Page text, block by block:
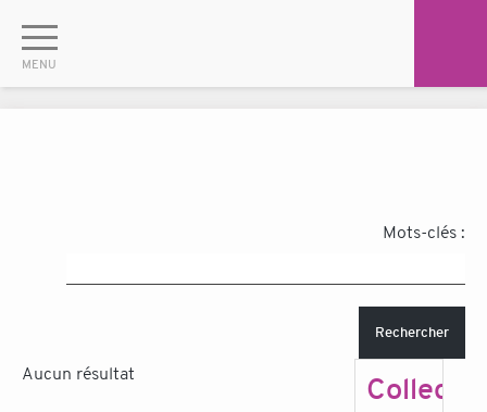
Mots-clés :
Rechercher
Aucun résultat